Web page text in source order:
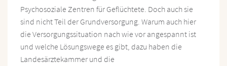
Psychosoziale Zentren für Geflüchtete. Doch auch sie
sind nicht Teil der Grundversorgung. Warum auch hier
die Versorgungssituation nach wie vor angespannt ist
und welche Lösungswege es gibt, dazu haben die
Landesärztekammer und die